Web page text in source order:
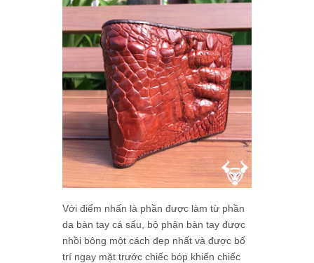
Với điểm nhấn là phần được làm từ phần
da bàn tay cá sấu, bộ phận bàn tay được
nhồi bông một cách đẹp nhất và được bố
trí ngay mặt trước chiếc bóp khiến chiếc